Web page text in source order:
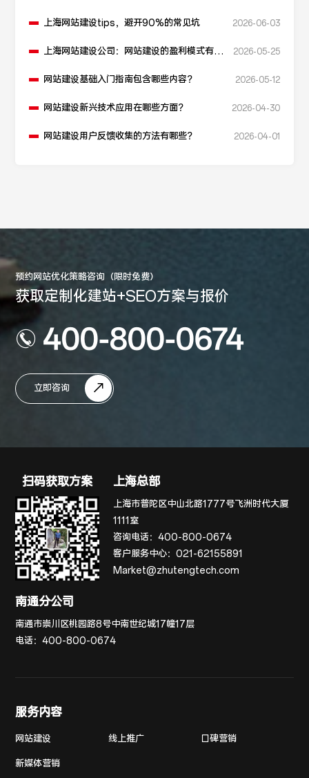
上海网站建设tips，避开90%的常见坑 2026-06-03
上海网站建设公司：网站建设的盈利模式有哪
2026-05-25
网站建设基础入门指南包含哪些内容？ 2026-05-12
网站建设新兴技术应用在哪些方面？ 2026-04-30
网站建设用户反馈收集的方法有哪些？ 2026-04-01
预约网站优化策略咨询（限时免费）
获取定制化建站+SEO方案与报价
400-800-0674
立即咨询
扫码获取方案 上海总部
上海市普陀区中山北路1777号飞洲时代大厦
1111室
咨询电话：400-800-0674
客户服务中心：021-62155891
Market@zhutengtech.com
南通分公司
南通市崇川区桃园路8号中南世纪城17幢17层
电话：400-800-0674
服务内容
网站建设 线上推广 口碑营销
新媒体营销